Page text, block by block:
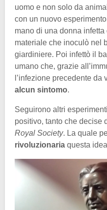
uomo e non solo da
con un nuovo
mano di una donna
materiale che inoculò nel
giardiniere. Poi infettò il
umano che, grazie
l’infezione precedente da
alcun sintomo.
Seguirono altri
positivo, tanto che decise
Royal Society. La quale
rivoluzionaria questa